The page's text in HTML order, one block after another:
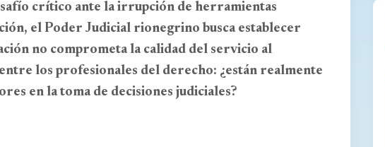
crítico ante la irrupción de herramientas
el Poder Judicial rionegrino busca establecer
no comprometa la calidad del servicio al
los profesionales del derecho: ¿están realmente
en la toma de decisiones judiciales?